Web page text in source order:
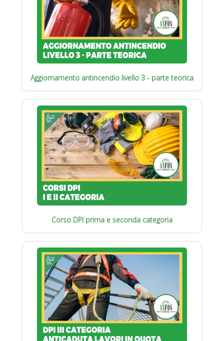
Aggiornamento antincendio livello 3 - parte teorica
Corso DPI prima e seconda categoria